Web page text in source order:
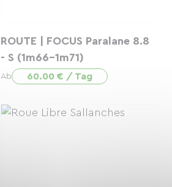
ROUTE | FOCUS Paralane 8.8
- S (1m66-1m71)
Ab 60.00 € / Tag